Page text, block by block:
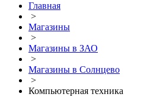
Главная
>
Магазины
>
Магазины в ЗАО
>
Магазины в Солнцево
>
Компьютерная техника